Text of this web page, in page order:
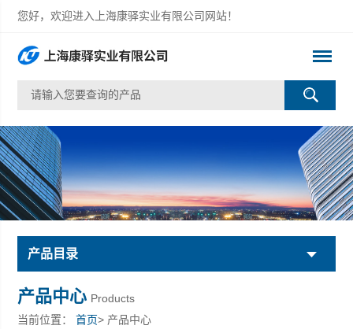
您好，欢迎进入上海康驿实业有限公司网站！
产品目录
产品中心 Products
当前位置：首页> 产品中心